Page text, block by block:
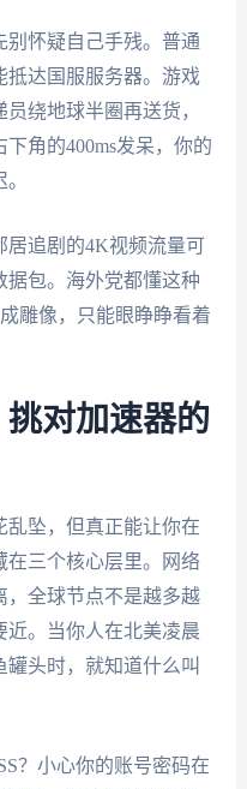
别怀疑自己手残。普通
抵达国服服务器。游戏
绕地球半圈再送货，
角的400ms发呆，你的
居追剧的4K视频流量可
据包。海外党都懂这种
雕像，只能眼睁睁看着
对加速器的
乱坠，但真正能让你在
在三个核心层里。网络
，全球节点不是越多越
近。当你人在北美凌晨
头时，就知道什么叫
？小心你的账号密码在